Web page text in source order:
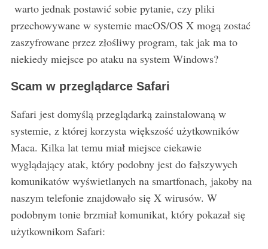
warto jednak postawić sobie pytanie, czy pliki
przechowywane w systemie macOS/OS X mogą zostać
zaszyfrowane przez złośliwy program, tak jak ma to
niekiedy miejsce po ataku na system Windows?
Scam w przeglądarce Safari
Safari jest domyślą przeglądarką zainstalowaną w
systemie, z której korzysta większość użytkowników
Maca. Kilka lat temu miał miejsce ciekawie
wyglądający atak, który podobny jest do fałszywych
komunikatów wyświetlanych na smartfonach, jakoby na
naszym telefonie znajdowało się X wirusów. W
podobnym tonie brzmiał komunikat, który pokazał się
użytkownikom Safari: